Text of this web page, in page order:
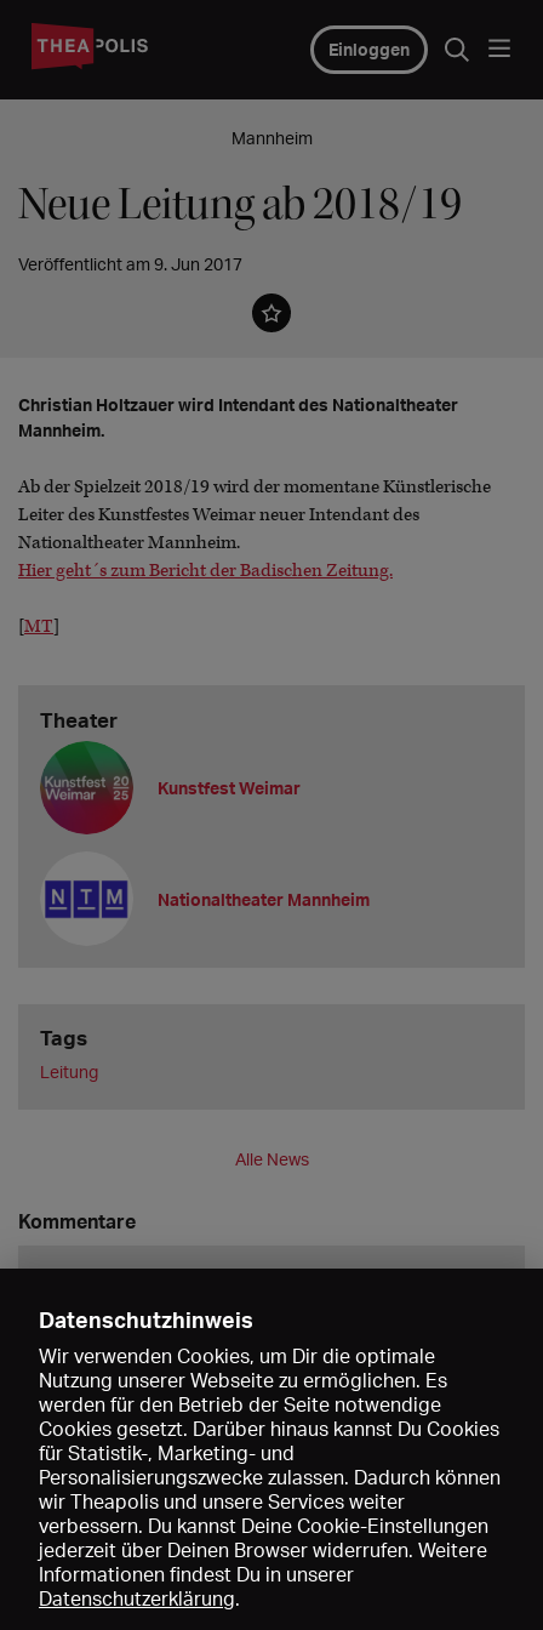
Einloggen
Mannheim
Neue Leitung ab 2018/19
Veröffentlicht am 9. Jun 2017
Christian Holtzauer wird Intendant des Nationaltheater
Mannheim.
Ab der Spielzeit 2018/19 wird der momentane Künstlerische
Leiter des Kunstfestes Weimar neuer Intendant des
Nationaltheater Mannheim.
Hier geht´s zum Bericht der Badischen Zeitung.
[MT]
Theater
Kunstfest Weimar
Nationaltheater Mannheim
Tags
Leitung
Alle News
Kommentare
Speichern
Datenschutzhinweis
Wir verwenden Cookies, um Dir die optimale
Nutzung unserer Webseite zu ermöglichen. Es
werden für den Betrieb der Seite notwendige
Cookies gesetzt. Darüber hinaus kannst Du Cookies
für Statistik-, Marketing- und
Personalisierungszwecke zulassen. Dadurch können
wir Theapolis und unsere Services weiter
verbessern. Du kannst Deine Cookie-Einstellungen
jederzeit über Deinen Browser widerrufen. Weitere
Informationen findest Du in unserer
Datenschutzerklärung.